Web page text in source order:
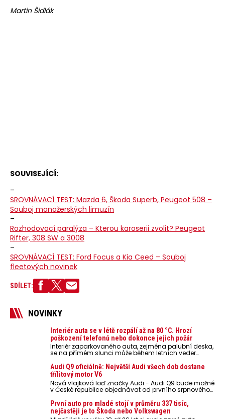
Martin Šidlák
SOUVISEJÍCÍ:
–
SROVNÁVACÍ TEST: Mazda 6, Škoda Superb, Peugeot 508 –
Souboj manažerských limuzín
–
Rozhodovací paralýza – Kterou karoserii zvolit? Peugeot
Rifter, 308 SW a 3008
–
SROVNÁVACÍ TEST: Ford Focus a Kia Ceed – Souboj
fleetových novinek
SDÍLET:
NOVINKY
Interiér auta se v létě rozpálí až na 80 °C. Hrozí
poškození telefonů nebo dokonce jejich požár
Interiér zaparkovaného auta, zejména palubní deska,
se na přímém slunci může během letních veder
nebezpečí pro odložené mobilní telefony, powerbanky
nebo notebooky. Můžou urychlit stárnutí baterií,
poškodit elektroniku a ve výjimečných případech i
zvýšit riziko požáru.
Audi Q9 oficiálně: Největší Audi všech dob dostane
třílitový motor V6
Nová vlajková loď značky Audi - Audi Q9 bude možné
v České republice objednávat od prvního srpnového
První auto pro mladé stojí v průměru 337 tisíc,
nejčastěji je to Škoda nebo Volkswagen